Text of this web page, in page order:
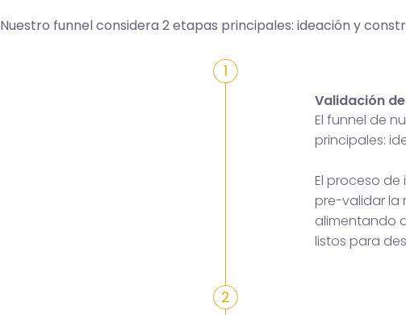
Nuestro funnel considera 2 etapas principales: ideación y
1
Validación
El funnel de
principales:
El proceso
pre-validar la
alimentando
listos para
2